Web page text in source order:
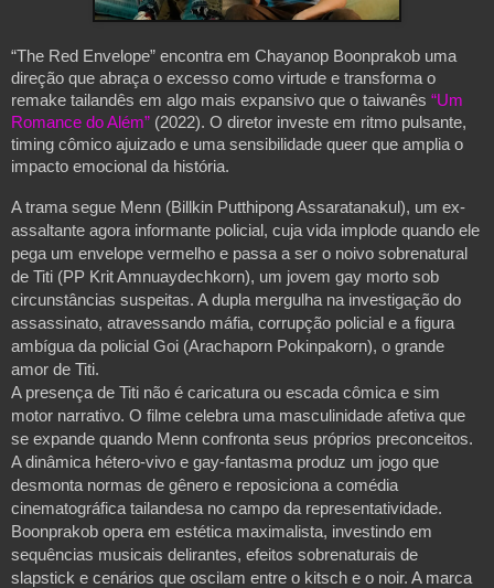
“The Red Envelope” encontra em Chayanop Boonprakob uma
direção que abraça o excesso como virtude e transforma o
remake tailandês em algo mais expansivo que o taiwanês “Um
Romance do Além” (2022). O diretor investe em ritmo pulsante,
timing cômico ajuizado e uma sensibilidade queer que amplia o
impacto emocional da história.
A trama segue Menn (Billkin Putthipong Assaratanakul), um ex-
assaltante agora informante policial, cuja vida implode quando ele
pega um envelope vermelho e passa a ser o noivo sobrenatural
de Titi (PP Krit Amnuaydechkorn), um jovem gay morto sob
circunstâncias suspeitas. A dupla mergulha na investigação do
assassinato, atravessando máfia, corrupção policial e a figura
ambígua da policial Goi (Arachaporn Pokinpakorn), o grande
amor de Titi.
A presença de Titi não é caricatura ou escada cômica e sim
motor narrativo. O filme celebra uma masculinidade afetiva que
se expande quando Menn confronta seus próprios preconceitos.
A dinâmica hétero-vivo e gay-fantasma produz um jogo que
desmonta normas de gênero e reposiciona a comédia
cinematográfica tailandesa no campo da representatividade.
Boonprakob opera em estética maximalista, investindo em
sequências musicais delirantes, efeitos sobrenaturais de
slapstick e cenários que oscilam entre o kitsch e o noir. A marca